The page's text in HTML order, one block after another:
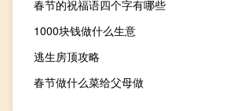
春节的祝福语四个字有哪些
1000块钱做什么生意
逃生房顶攻略
春节做什么菜给父母做